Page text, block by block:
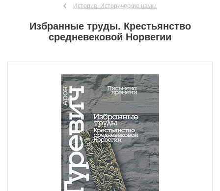
История. Исторические науки
Избранные труды. Крестьянство
средневековой Норвегии